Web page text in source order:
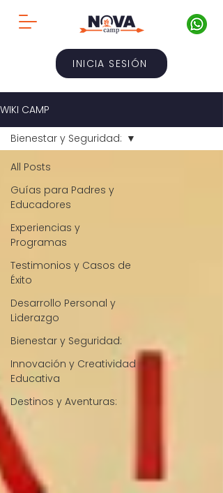
INICIA SESIÓN
WIKI CAMP
All Posts
Guías para Padres y
Educadores
Experiencias y
Programas
Testimonios y Casos de
Éxito
Desarrollo Personal y
Liderazgo
Bienestar y Seguridad:
Innovación y Creatividad
Educativa
Destinos y Aventuras:
Bienestar y Seguridad: